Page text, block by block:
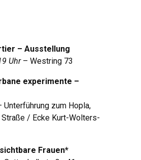
– Ausstellung
Uhr– Westring 73
experimente –
Unterführung zum Hopla,
/ Ecke Kurt-Wolters-
Frauen*